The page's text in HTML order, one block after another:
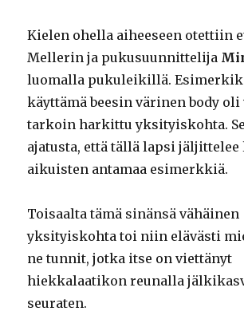
Kielen ohella aiheeseen otettiin
Mellerin ja pukusuunnittelija
luomalla pukuleikillä.
käyttämä beesin värinen body
tarkoin harkittu yksityiskohta.
ajatusta, että tällä lapsi
aikuisten antamaa esimerkkiä.
Toisaalta tämä sinänsä vähäinen
yksityiskohta toi niin elävästi
ne tunnit, jotka itse on viettänyt
hiekkalaatikon reunalla
seuraten.